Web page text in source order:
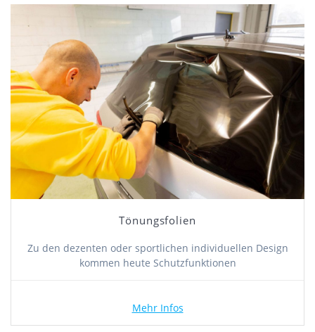
Tönungsfolien
Zu den dezenten oder sportlichen individuellen Design
kommen heute Schutzfunktionen
Mehr Infos